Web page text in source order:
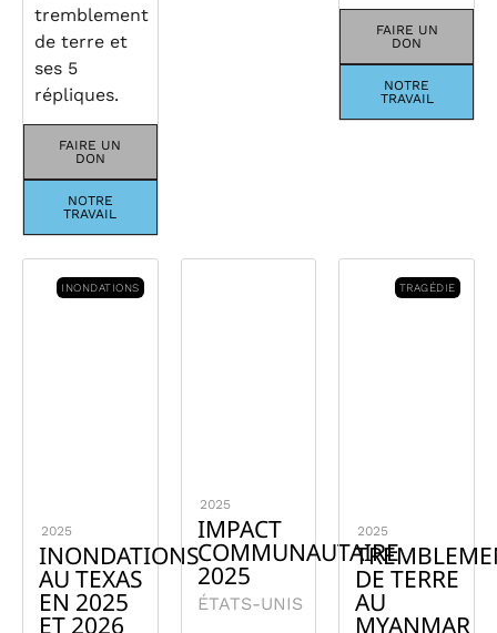
tremblement
de terre et
ses 5
répliques.
FAIRE UN
DON
NOTRE
TRAVAIL
FAIRE UN
DON
NOTRE
TRAVAIL
INONDATIONS
2025
INONDATIONS
AU TEXAS
EN 2025
ET 2026
2025
IMPACT
COMMUNAUTAIRE
2025
ÉTATS-UNIS
TRAGÉDIE
2025
DE TERRE
AU
MYANMAR